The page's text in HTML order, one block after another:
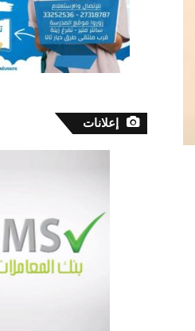
إعلانات